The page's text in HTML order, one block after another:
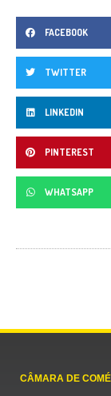
FACEBOOK
TWITTER
LINKEDIN
PINTEREST
WHATSAPP
CÂMARA DE